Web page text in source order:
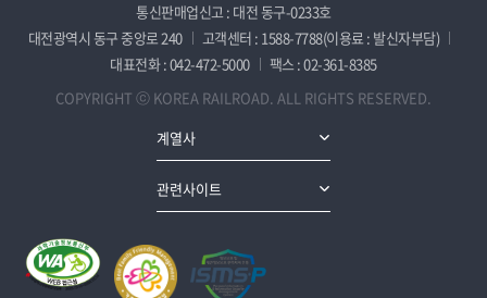
통신판매업신고 : 대전 동구-0233호
대전광역시 동구 중앙로 240
고객센터 : 1588-7788(이용료 : 발신자부담)
대표전화 : 042-472-5000
팩스 : 02-361-8385
COPYRIGHT ⓒ KOREA RAILROAD. ALL RIGHTS RESERVED.
계열사
관련사이트